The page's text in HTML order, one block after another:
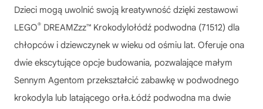
Dzieci mogą uwolnić swoją kreatywność dzięki zestawowi
LEGO® DREAMZzz™ Krokodylołódź podwodna (71512) dla
chłopców i dziewczynek w wieku od ośmiu lat. Oferuje ona
dwie ekscytujące opcje budowania, pozwalające małym
Sennym Agentom przekształcić zabawkę w podwodnego
krokodyla lub latającego orła.Łódź podwodna ma dwie